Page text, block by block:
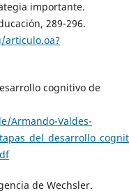
importante.
289-296.
articulo.oa?
cognitivo de
Armando-Valdes-
de Wechsler.